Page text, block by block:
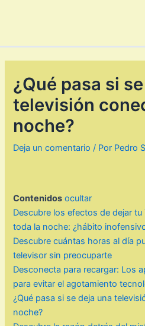
¿Qué pasa si
televisión
noche?
Deja un comentario / Por Pedro
Contenidos ocultar
Descubre los efectos de dejar
toda la noche: ¿hábito
Descubre cuántas horas al día
televisor sin preocuparte
Desconecta para recargar: Los
para evitar el agotamiento
¿Qué pasa si se deja una
noche?